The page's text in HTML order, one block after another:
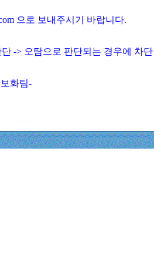
으로 보내주시기 바랍니다.
-> 오탐으로 판단되는 경우에 차단
화팀-